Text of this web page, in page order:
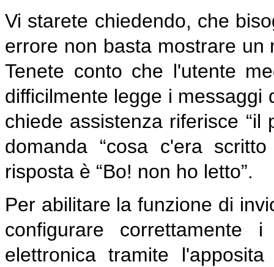
Vi starete chiedendo, che
errore non basta mostrare un
Tenete conto che l'utente
difficilmente legge i messaggi
chiede assistenza riferisce
domanda “cosa c'era
risposta è “Bo! non ho letto”.
Per abilitare la funzione di
configurare
elettronica tramite